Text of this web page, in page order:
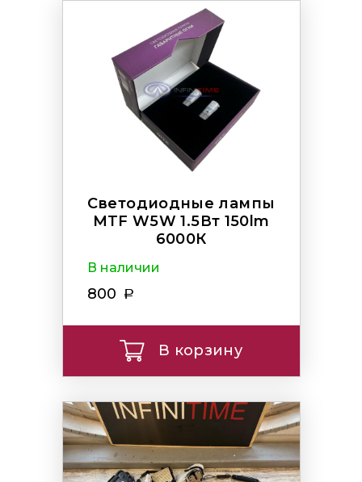
Светодиодные лампы
MTF W5W 1.5Вт 150lm
6000К
В наличии
800
В корзину